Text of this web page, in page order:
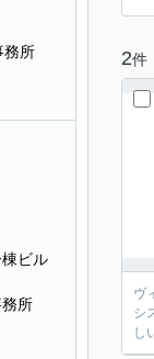
2件
ヴ
シ
し
務所
ビル
所